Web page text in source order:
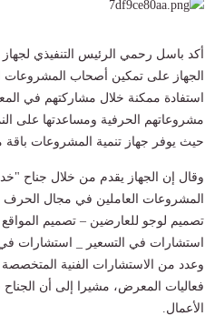
أكد باسل رحمي الرئيس التنفيذي
الجهاز على تمكين أصحاب المشروعات
استفادة ممكنة خلال مشاركتهم في
مشروعاتهم الحرفية ومساعدتها على
حيث يوفر جهاز تنمية المشروعات
وقال إن الجهاز يقدم من خلال جناح
المشروعات العاملين في مجال الحرف
تصميم لوجو للعارضين – تصميم
استشارات في التسعير _ استشارات في
وعدد من الاستشارات الفنية
الأعمال.